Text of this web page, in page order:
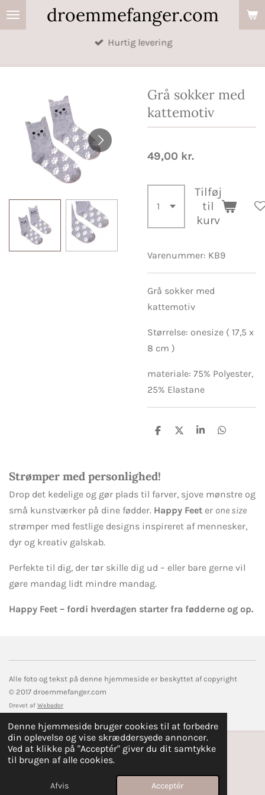
Denne hjemmeside bruger cookies til at forbedre
din oplevelse og vise skræddersyede annoncer.
Ved at klikke på "Acceptér" giver du dit samtykke
til brugen af alle cookies.
Afvis Acceptér
Spring
til
droemmefanger.com
Hurtig levering
Grå sokker med
kattemotiv
49,00 kr.
Tilføj
til
kurv
Varenummer: KB9
Grå sokker med
kattemotiv
Størrelse: onesize ( 17,5 x
8 cm )
materiale: 75% Polyester,
25% Elastane
D
D
D
D
Strømper med personlighed!
Drop det kedelige og gør plads til farver, sjove mønstre og
små kunstværker på dine fødder. Happy Feet er one size
strømper med festlige designs inspireret af mennesker,
dyr og kreativ galskab.
Perfekte til dig, der tør skille dig ud – eller bare gerne vil
gøre mandag lidt mindre mandag.
Happy Feet – fordi hverdagen starter fra fødderne og op.
Alle foto og tekst på denne hjemmeside er beskyttet af copyright
© 2017 droemmefanger.com
Drevet af Webador
E-mail